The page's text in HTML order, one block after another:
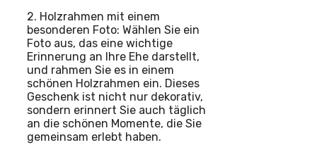
2. Holzrahmen mit einem
besonderen Foto: Wählen Sie ein
Foto aus, das eine wichtige
Erinnerung an Ihre Ehe darstellt,
und rahmen Sie es in einem
schönen Holzrahmen ein. Dieses
Geschenk ist nicht nur dekorativ,
sondern erinnert Sie auch täglich
an die schönen Momente, die Sie
gemeinsam erlebt haben.